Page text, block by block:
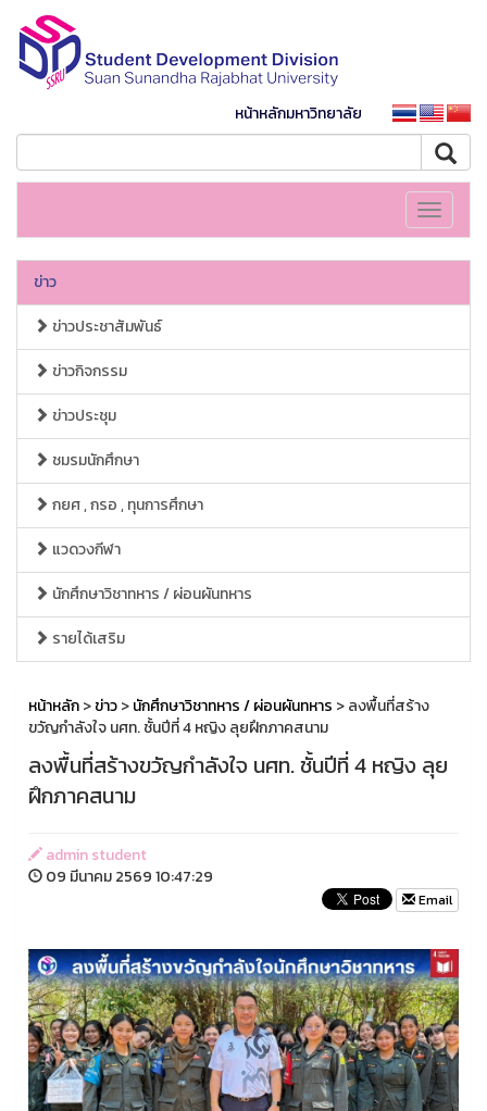
หน้าหลักมหาวิทยาลัย
Toggle
ข่าว
ข่าวประชาสัมพันธ์
ข่าวกิจกรรม
ข่าวประชุม
ชมรมนักศึกษา
กยศ , กรอ , ทุนการศึกษา
แวดวงกีฬา
นักศึกษาวิชาทหาร / ผ่อนผันทหาร
รายได้เสริม
หน้าหลัก>ข่าว>นักศึกษาวิชาทหาร / ผ่อนผันทหาร > ลงพื้นที่สร้าง
ขวัญกำลังใจ นศท. ชั้นปีที่ 4 หญิง ลุยฝึกภาคสนาม
ลงพื้นที่สร้างขวัญกำลังใจ นศท. ชั้นปีที่ 4 หญิง ลุย
ฝึกภาคสนาม
admin student
09 มีนาคม 2569 10:47:29
Email